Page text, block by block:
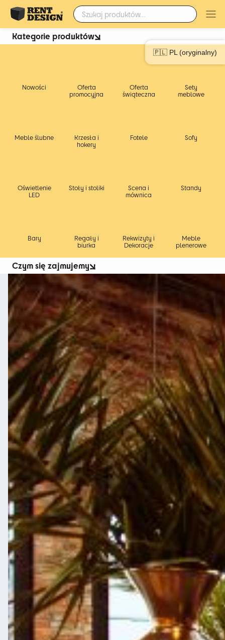
Szukaj:
🇵🇱 PL (oryginalny)
Wypożyczalnia mebli
Kanapy Tummuz
Kategorie produktów
Nowości
Oferta
promocyjna
Oferta
świąteczna
Sety
meblowe
Meble ślubne
Krzesła i
hokery
Fotele Sofy
Oświetlenie
LED
Stoły i stoliki
Scena i
mównica
Standy
Bary
Regały i
biurka
Rekwizyty i
Dekoracje
Meble
plenerowe
Czym się zajmujemy